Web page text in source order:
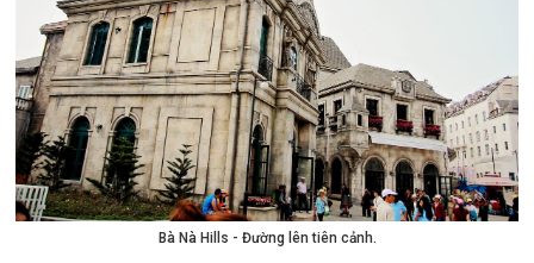
Bà Nà Hills - Đường lên tiên cảnh.